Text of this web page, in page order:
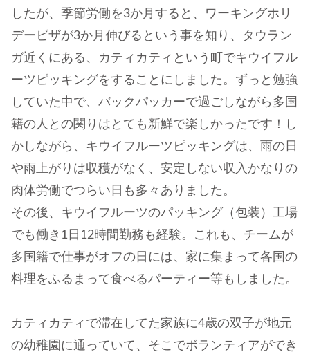
したが、季節労働を3か月すると、ワーキングホリ
デービザが3か月伸びるという事を知り、タウラン
ガ近くにある、カティカティという町でキウイフル
ーツピッキングをすることにしました。ずっと勉強
していた中で、バックパッカーで過ごしながら多国
籍の人との関りはとても新鮮で楽しかったです！し
かしながら、キウイフルーツピッキングは、雨の日
や雨上がりは収穫がなく、安定しない収入かなりの
肉体労働でつらい日も多々ありました。
その後、キウイフルーツのパッキング（包装）工場
でも働き1日12時間勤務も経験。これも、チームが
多国籍で仕事がオフの日には、家に集まって各国の
料理をふるまって食べるパーティー等もしました。
カティカティで滞在してた家族に4歳の双子が地元
の幼稚園に通っていて、そこでボランティアができ